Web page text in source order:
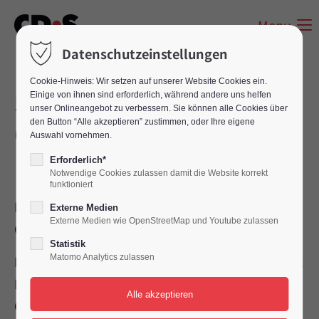
Menu
Success Story SKC
GmbH
Eine Partnerschaft auf Augenhöhe: SKC und
CDS beweisen, wie Zusammenarbeit gelingt.
Die Zusammenarbeit zwischen der SKC Seiler &
Klimpel Communication GmbH und der CDS
Call Dispatch Scholz GmbH ist ein
Datenschutzeinstellungen
Cookie-Hinweis: Wir setzen auf unserer Website Cookies ein.
Einige von ihnen sind erforderlich, während andere uns helfen
unser Onlineangebot zu verbessern. Sie können alle Cookies über
den Button “Alle akzeptieren” zustimmen, oder Ihre eigene
Auswahl vornehmen.
Erforderlich*
Notwendige Cookies zulassen damit die Website korrekt
funktioniert
Externe Medien
Externe Medien wie OpenStreetMap und Youtube zulassen
Statistik
Matomo Analytics zulassen